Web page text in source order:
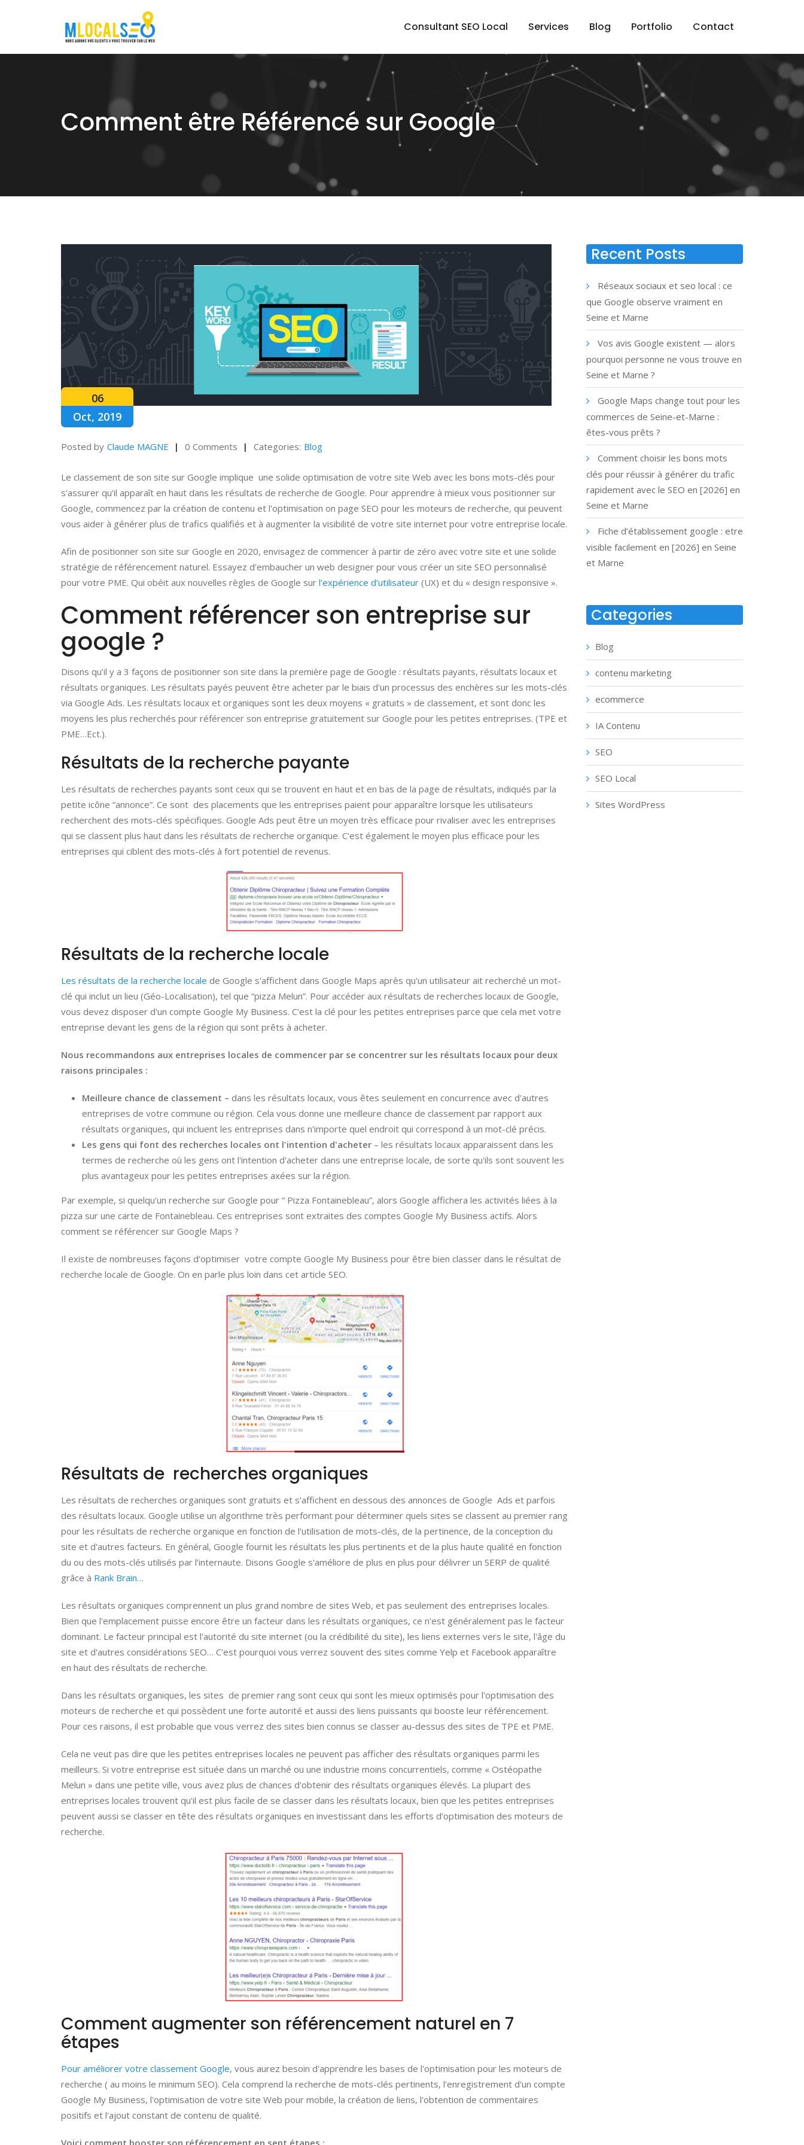
Consultant SEO Local Services Blog Portfolio Contact
Comment être Référencé sur Google
06
Oct, 2019
Posted by Claude MAGNE 0 Comments Categories: Blog
Le classement de son site sur Google implique une solide optimisation de votre site Web avec les bons mots-clés pour
s'assurer qu'il apparaît en haut dans les résultats de recherche de Google. Pour apprendre à mieux vous positionner sur
Google, commencez par la création de contenu et l'optimisation on page SEO pour les moteurs de recherche, qui peuvent
vous aider à générer plus de trafics qualifiés et à augmenter la visibilité de votre site internet pour votre entreprise locale.
Afin de positionner son site sur Google en 2020, envisagez de commencer à partir de zéro avec votre site et une solide
stratégie de référencement naturel. Essayez d'embaucher un web designer pour vous créer un site SEO personnalisé
pour votre PME. Qui obéit aux nouvelles règles de Google sur l’expérience d’utilisateur (UX) et du « design responsive ».
Comment référencer son entreprise sur
google ?
Disons qu’il y a 3 façons de positionner son site dans la première page de Google : résultats payants, résultats locaux et
résultats organiques. Les résultats payés peuvent être acheter par le biais d'un processus des enchères sur les mots-clés
via Google Ads. Les résultats locaux et organiques sont les deux moyens « gratuits » de classement, et sont donc les
moyens les plus recherchés pour référencer son entreprise gratuitement sur Google pour les petites entreprises. (TPE et
PME…Ect.).
Résultats de la recherche payante
Les résultats de recherches payants sont ceux qui se trouvent en haut et en bas de la page de résultats, indiqués par la
petite icône “annonce”. Ce sont des placements que les entreprises paient pour apparaître lorsque les utilisateurs
recherchent des mots-clés spécifiques. Google Ads peut être un moyen très efficace pour rivaliser avec les entreprises
qui se classent plus haut dans les résultats de recherche organique. C'est également le moyen plus efficace pour les
entreprises qui ciblent des mots-clés à fort potentiel de revenus.
Résultats de la recherche locale
Les résultats de la recherche locale de Google s'affichent dans Google Maps après qu'un utilisateur ait recherché un mot-
clé qui inclut un lieu (Géo-Localisation), tel que “pizza Melun”. Pour accéder aux résultats de recherches locaux de Google,
vous devez disposer d'un compte Google My Business. C'est la clé pour les petites entreprises parce que cela met votre
entreprise devant les gens de la région qui sont prêts à acheter.
Nous recommandons aux entreprises locales de commencer par se concentrer sur les résultats locaux pour deux
raisons principales :
Meilleure chance de classement – dans les résultats locaux, vous êtes seulement en concurrence avec d'autres
entreprises de votre commune ou région. Cela vous donne une meilleure chance de classement par rapport aux
résultats organiques, qui incluent les entreprises dans n'importe quel endroit qui correspond à un mot-clé précis.
Les gens qui font des recherches locales ont l'intention d'acheter – les résultats locaux apparaissent dans les
termes de recherche où les gens ont l'intention d'acheter dans une entreprise locale, de sorte qu'ils sont souvent les
plus avantageux pour les petites entreprises axées sur la région.
Par exemple, si quelqu'un recherche sur Google pour ” Pizza Fontainebleau”, alors Google affichera les activités liées à la
pizza sur une carte de Fontainebleau. Ces entreprises sont extraites des comptes Google My Business actifs. Alors
comment se référencer sur Google Maps ?
Il existe de nombreuses façons d'optimiser votre compte Google My Business pour être bien classer dans le résultat de
recherche locale de Google. On en parle plus loin dans cet article SEO.
Résultats de recherches organiques
Les résultats de recherches organiques sont gratuits et s'affichent en dessous des annonces de Google Ads et parfois
des résultats locaux. Google utilise un algorithme très performant pour déterminer quels sites se classent au premier rang
pour les résultats de recherche organique en fonction de l'utilisation de mots-clés, de la pertinence, de la conception du
site et d'autres facteurs. En général, Google fournit les résultats les plus pertinents et de la plus haute qualité en fonction
du ou des mots-clés utilisés par l’internaute. Disons Google s'améliore de plus en plus pour délivrer un SERP de qualité
grâce à Rank Brain…
Les résultats organiques comprennent un plus grand nombre de sites Web, et pas seulement des entreprises locales.
Bien que l'emplacement puisse encore être un facteur dans les résultats organiques, ce n'est généralement pas le facteur
dominant. Le facteur principal est l'autorité du site internet (ou la crédibilité du site), les liens externes vers le site, l'âge du
site et d'autres considérations SEO… C'est pourquoi vous verrez souvent des sites comme Yelp et Facebook apparaître
en haut des résultats de recherche.
Dans les résultats organiques, les sites de premier rang sont ceux qui sont les mieux optimisés pour l'optimisation des
moteurs de recherche et qui possèdent une forte autorité et aussi des liens puissants qui booste leur référencement.
Pour ces raisons, il est probable que vous verrez des sites bien connus se classer au-dessus des sites de TPE et PME.
Cela ne veut pas dire que les petites entreprises locales ne peuvent pas afficher des résultats organiques parmi les
meilleurs. Si votre entreprise est située dans un marché ou une industrie moins concurrentiels, comme « Ostéopathe
Melun » dans une petite ville, vous avez plus de chances d'obtenir des résultats organiques élevés. La plupart des
entreprises locales trouvent qu'il est plus facile de se classer dans les résultats locaux, bien que les petites entreprises
peuvent aussi se classer en tête des résultats organiques en investissant dans les efforts d'optimisation des moteurs de
recherche.
Comment augmenter son référencement naturel en 7
étapes
Pour améliorer votre classement Google, vous aurez besoin d'apprendre les bases de l'optimisation pour les moteurs de
recherche ( au moins le minimum SEO). Cela comprend la recherche de mots-clés pertinents, l'enregistrement d'un compte
Google My Business, l'optimisation de votre site Web pour mobile, la création de liens, l'obtention de commentaires
positifs et l'ajout constant de contenu de qualité.
Voici comment booster son référencement en sept étapes :
Recent Posts
Réseaux sociaux et seo local : ce
que Google observe vraiment en
Seine et Marne
Vos avis Google existent — alors
pourquoi personne ne vous trouve en
Seine et Marne ?
Google Maps change tout pour les
commerces de Seine-et-Marne :
êtes-vous prêts ?
Comment choisir les bons mots
clés pour réussir à générer du trafic
rapidement avec le SEO en [2026] en
Seine et Marne
Fiche d’établissement google : etre
visible facilement en [2026] en Seine
et Marne
Categories
Blog
contenu marketing
ecommerce
IA Contenu
SEO
SEO Local
Sites WordPress